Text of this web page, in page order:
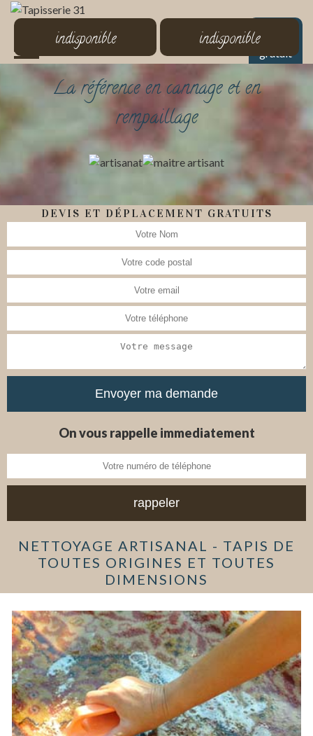
Devis
gratuit
indisponible indisponible
La référence en cannage et en
rempaillage
DEVIS ET DÉPLACEMENT GRATUITS
On vous rappelle immediatement
NETTOYAGE ARTISANAL - TAPIS DE
TOUTES ORIGINES ET TOUTES
DIMENSIONS